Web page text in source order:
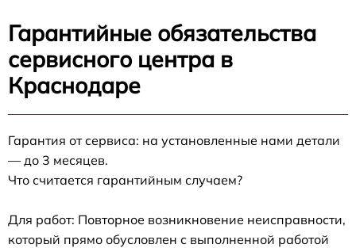
Гарантийные обязательства
сервисного центра в
Краснодаре
Гарантия от сервиса: на установленные нами детали
— до 3 месяцев.
Что считается гарантийным случаем?
Для работ: Повторное возникновение неисправности,
который прямо обусловлен с выполненной работой